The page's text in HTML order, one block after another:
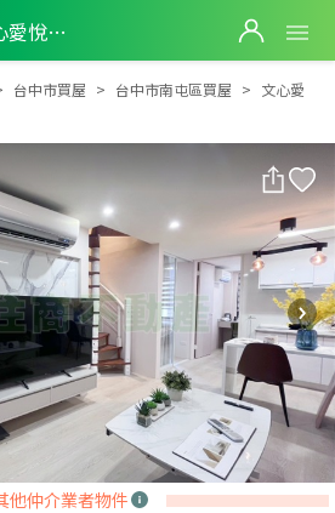
文心愛悅美裝潢多用途空間
文心愛悅美裝潢多用途空間
台中市買屋 台中市南屯區買屋
文心愛
他仲介業者物件